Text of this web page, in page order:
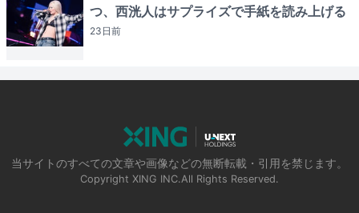
つ、西洸人はサプライズで手紙を読み上げる
23日前
当サイトのすべての文章や画像などの無断転載・引用を禁じます。
Copyright XING INC.All Rights Reserved.